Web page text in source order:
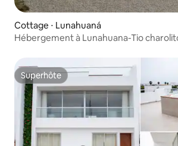
Cottage ⋅ Lunahuaná
Hébergement à Lunahuana-Tio
Superhôte
Superhôte